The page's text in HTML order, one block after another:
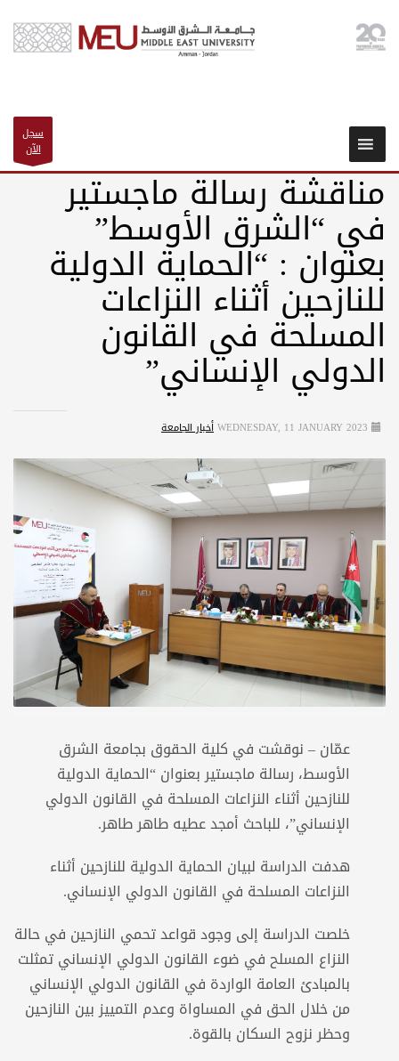
سجل
الآن
مناقشة رسالة ماجستير
في “الشرق الأوسط”
بعنوان : “الحماية الدولية
للنازحين أثناء النزاعات
المسلحة في القانون
الدولي الإنساني”
WEDNESDAY, 11 JANUARY 2023أخبار الجامعة
عمّان – نوقشت في كلية الحقوق بجامعة الشرق
الأوسط، رسالة ماجستير بعنوان “الحماية الدولية
للنازحين أثناء النزاعات المسلحة في القانون الدولي
الإنساني”، للباحث أمجد عطيه طاهر طاهر.
هدفت الدراسة لبيان الحماية الدولية للنازحين أثناء
النزاعات المسلحة في القانون الدولي الإنساني.
خلصت الدراسة إلى وجود قواعد تحمي النازحين في حالة
النزاع المسلح في ضوء القانون الدولي الإنساني تمثلت
بالمبادئ العامة الواردة في القانون الدولي الإنساني
من خلال الحق في المساواة وعدم التمييز بين النازحين
وحظر نزوح السكان بالقوة.